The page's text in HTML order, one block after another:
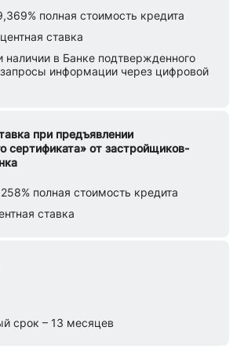
полная стоимость кредита
ставка
наличии в Банке подтвержденного
запросы информации через цифровой
при предъявлении
сертификата» от застройщиков-
полная стоимость кредита
ставка
срок – 13 месяцев